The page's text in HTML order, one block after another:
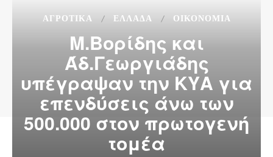
ΑΓΡΟΤΙΚΑ ΕΛΛΆΔΑ ΟΙΚΟΝΟΜΙΑ
Μ.Βορίδης και
Άδ.Γεωργιάδης
υπέγραψαν την ΚΥΑ για
επενδύσεις άνω των
500.000 στον πρωτογενή
τομέα